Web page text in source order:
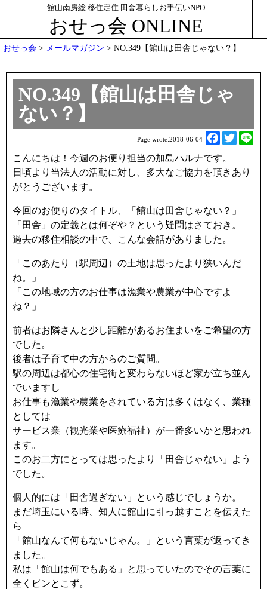
館山南房総 移住定住 田舎暮らしお手伝いNPO
おせっ会 ONLINE
おせっ会 > メールマガジン > NO.349【館山は田舎じゃない？】
NO.349【館山は田舎じゃ
ない？】
Page wrote:2018-06-04
F
c
o
o
k
T
t
こんにちは！今週のお便り担当の加島ハルナです。
日頃より当法人の活動に対し、多大なご協力を頂きあり
がとうございます。
今回のお便りのタイトル、「館山は田舎じゃない？」
「田舎」の定義とは何ぞや？という疑問はさておき。
過去の移住相談の中で、こんな会話がありました。
「このあたり（駅周辺）の土地は思ったより狭いんだ
ね。」
「この地域の方のお仕事は漁業や農業が中心ですよ
ね？」
前者はお隣さんと少し距離があるお住まいをご希望の方
でした。
後者は子育て中の方からのご質問。
駅の周辺は都心の住宅街と変わらないほど家が立ち並ん
でいますし
お仕事も漁業や農業をされている方は多くはなく、業種
としては
サービス業（観光業や医療福祉）が一番多いかと思われ
ます。
このお二方にとっては思ったより「田舎じゃない」よう
でした。
個人的には「田舎過ぎない」という感じでしょうか。
まだ埼玉にいる時、知人に館山に引っ越すことを伝えた
ら
「館山なんて何もないじゃん。」という言葉が返ってき
ました。
私は「館山は何でもある」と思っていたのでその言葉に
全くピンとこず。